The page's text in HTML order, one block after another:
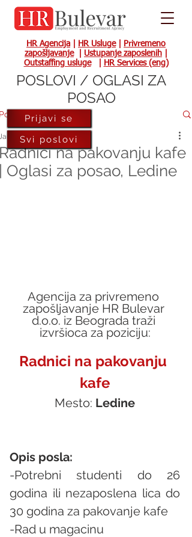
HR Agencija HR Usluge|
Privremeno
zapošljavanje| Ustupanje zaposlenih
Outstaffing usluge| HR Services (eng)
na pakovanju kafe
Oglasi za posao, Ledine
4, 2022
Agencija za privremeno
zapošljavanje HR Bulevar
d.o.o. iz Beograda traži
izvršioca za poziciju:
Radnici na pakovanju
kafe
Mesto: Ledine
Opis posla:
-Potrebni studenti do 26
godina ili nezaposlena lica do
30 godina za pakovanje kafe
-Rad u magacinu
Prijavi se
Svi poslovi
POSLOVI / OGLASI ZA
POSAO